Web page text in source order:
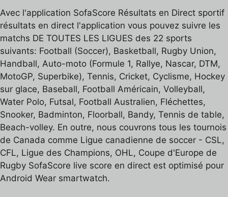
Avec l'application SofaScore Résultats en Direct sportif
résultats en direct l'application vous pouvez suivre les
matchs DE TOUTES LES LIGUES des 22 sports
suivants: Football (Soccer), Basketball, Rugby Union,
Handball, Auto-moto (Formule 1, Rallye, Nascar, DTM,
MotoGP, Superbike), Tennis, Cricket, Cyclisme, Hockey
sur glace, Baseball, Football Américain, Volleyball,
Water Polo, Futsal, Football Australien, Fléchettes,
Snooker, Badminton, Floorball, Bandy, Tennis de table,
Beach-volley. En outre, nous couvrons tous les tournois
de Canada comme Ligue canadienne de soccer - CSL,
CFL, Ligue des Champions, OHL, Coupe d'Europe de
Rugby SofaScore live score en direct est optimisé pour
Android Wear smartwatch.